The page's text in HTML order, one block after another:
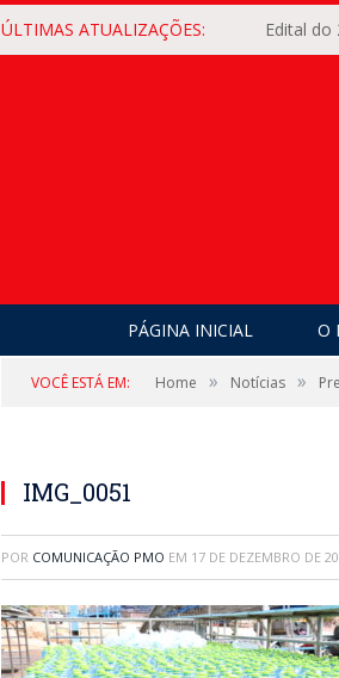
ÚLTIMAS ATUALIZAÇÕES: Edital do
PÁGINA INICIAL O
VOCÊ ESTÁ EM: Home » Notícias »
IMG_0051
POR COMUNICAÇÃO PMO EM 17 DE DEZEMBRO DE